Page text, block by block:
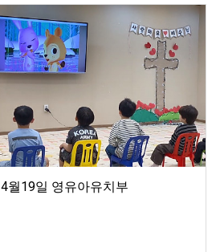
4월19일 영유아유치부